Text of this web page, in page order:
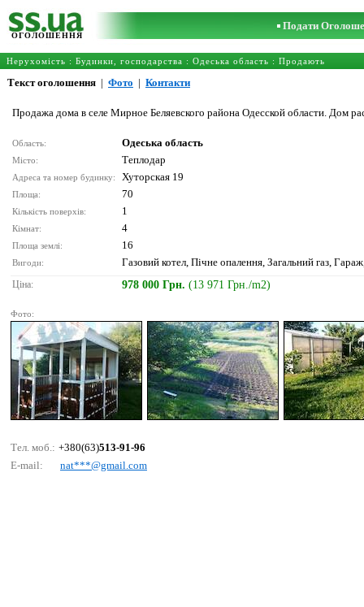
ОГОЛОШЕННЯ
Подати
Нерухомість : Будинки, господарства : Одеська область : Продають
Текст оголошення | Фото | Контакти
Продажа дома в селе Мирное Беляевского района Одесской области. Дом
Область: Одеська область
Місто: Теплодар
Адреса та номер будинку: Хуторская 19
Площа: 70
Кількість поверхів: 1
Кімнат: 4
Площа землі: 16
Вигоди: Газовий котел, Пічне опалення, Загальний газ,
Ціна: 978 000 Грн. (13 971 Грн./m2)
Фото:
Тел. моб.: +380(63)513-91-96
E-mail:
nаt***@gmаil.соm